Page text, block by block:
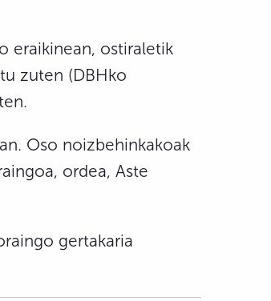
eraikinean, ostiraletik
zuten (DBHko
Oso noizbehinkakoak
ordea, Aste
gertakaria